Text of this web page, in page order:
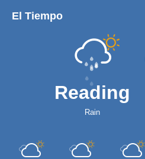
El Tiempo
Reading
Rain